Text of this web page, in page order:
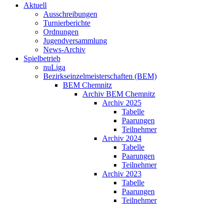
Aktuell
Ausschreibungen
Turnierberichte
Ordnungen
Jugendversammlung
News-Archiv
Spielbetrieb
nuLiga
Bezirkseinzelmeisterschaften (BEM)
BEM Chemnitz
Archiv BEM Chemnitz
Archiv 2025
Tabelle
Paarungen
Teilnehmer
Archiv 2024
Tabelle
Paarungen
Teilnehmer
Archiv 2023
Tabelle
Paarungen
Teilnehmer